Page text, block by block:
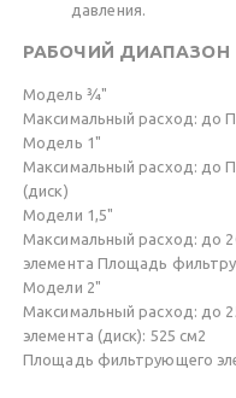
давления.
РАБОЧИЙ ДИАПАЗОН
Модель ¾"
Максимальный расход: до
Модель 1"
Максимальный расход: до
(диск)
Модели 1,5"
Максимальный расход: до
элемента Площадь
Модели 2"
Максимальный расход: до
элемента (диск): 525 см2
Площадь фильтрующего